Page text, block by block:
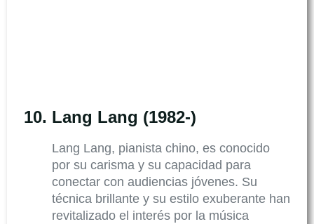
10. Lang Lang (1982-)
Lang Lang, pianista chino, es conocido
por su carisma y su capacidad para
conectar con audiencias jóvenes. Su
técnica brillante y su estilo exuberante han
revitalizado el interés por la música